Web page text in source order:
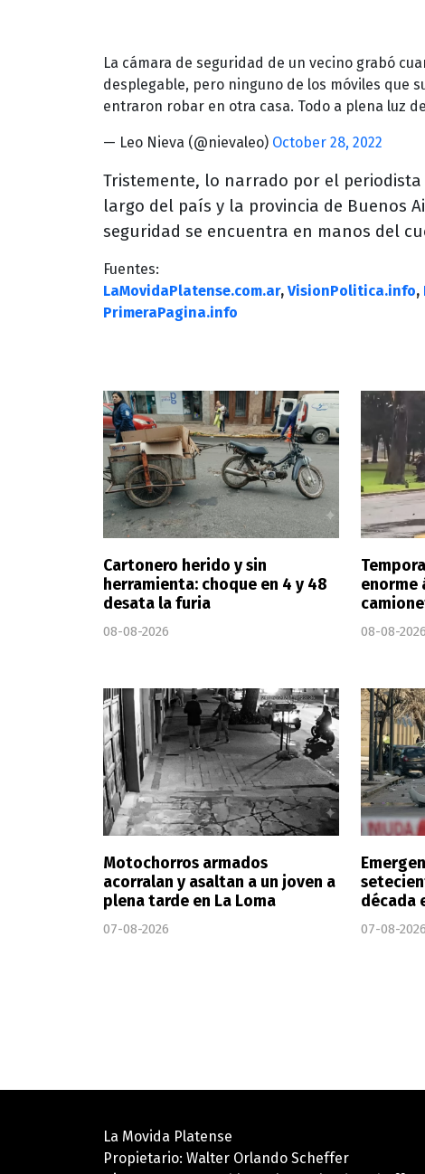
La cámara de seguridad de un vecino grabó
desplegable, pero ninguno de los móviles que
entraron robar en otra casa. Todo a plena luz
— Leo Nieva (@nievaleo) October 28, 2022
Tristemente, lo narrado por el
largo del país y la provincia de Buenos
seguridad se encuentra en manos del
Fuentes:
LaMovidaPlatense.com.ar, VisionPolitica.info,
PrimeraPagina.info
Cartonero herido y sin
herramienta: choque en 4 y 48
desata la furia
08-08-2026
enorme
08-08-2026
Motochorros armados
acorralan y asaltan a un joven a
plena tarde en La Loma
07-08-2026
década
07-08-2026
La Movida Platense
Propietario: Walter Orlando Scheffer